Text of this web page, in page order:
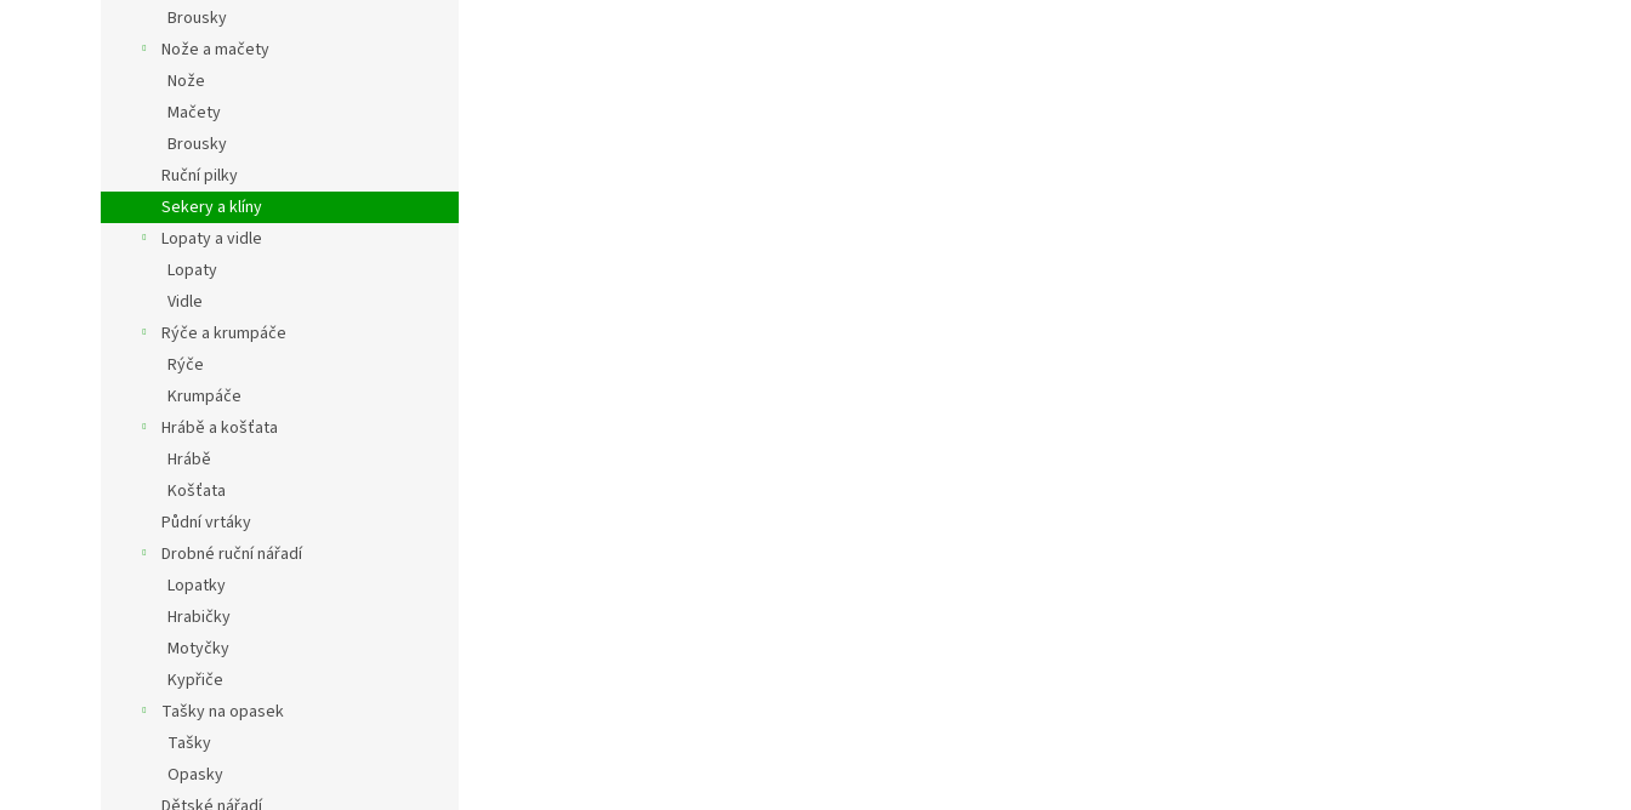
Brousky
Nože a mačety
Nože
Mačety
Brousky
Ruční pilky
Sekery a klíny
Lopaty a vidle
Lopaty
Vidle
Rýče a krumpáče
Rýče
Krumpáče
Hrábě a košťata
Hrábě
Košťata
Půdní vrtáky
Drobné ruční nářadí
Lopatky
Hrabičky
Motyčky
Kypřiče
Tašky na opasek
Tašky
Opasky